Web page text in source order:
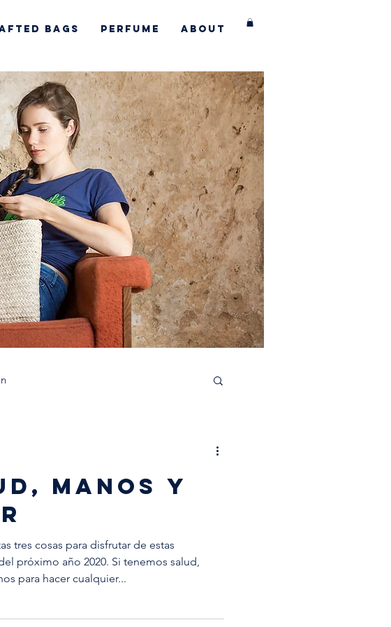
Bags Perfume About
artesanaMANOS Y
tres cosas para disfrutar de estas
próximo año 2020. Si tenemos salud,
para hacer cualquier...